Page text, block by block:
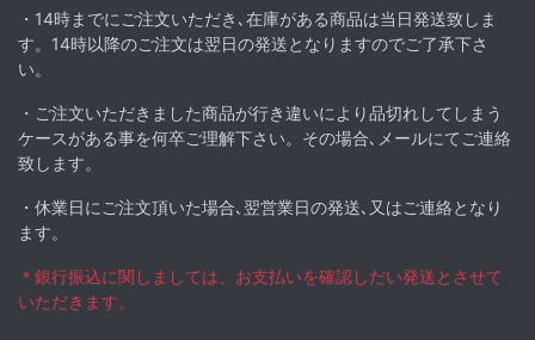
・14時までにご注文いただき､在庫がある商品は当日発送致しま
す。14時以降のご注文は翌日の発送となりますのでご了承下さ
い。
・ご注文いただきました商品が行き違いにより品切れしてしまう
ケースがある事を何卒ご理解下さい。その場合､メールにてご連絡
致します。
・休業日にご注文頂いた場合､翌営業日の発送､又はご連絡となり
ます。
＊銀行振込に関しましては、お支払いを確認しだい発送とさせて
いただきます。